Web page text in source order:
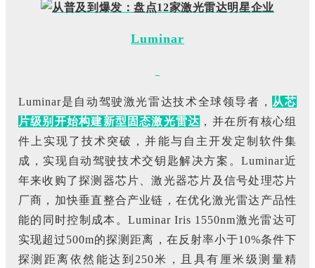
Luminar
Luminar是自动驾驶激光雷达技术全球领导者， 从芯
片级别开始构建新型固态激光雷达 ，并在所有核心组
件上实现了技术突破，并能与自主开发定制软件集
成，实现自动驾驶技术交钥匙解决方案。Luminar近
年来收购了探测器芯片、激光器芯片及信号处理芯片
厂商，加快垂直整合产业链，在优化激光雷达产品性
能的同时控制成本。Luminar Iris 1550nm激光雷达可
实现超过500m的探测距离，在反射率小于10%条件下
探测距离依然能达到250米，且具有厘米级测量精